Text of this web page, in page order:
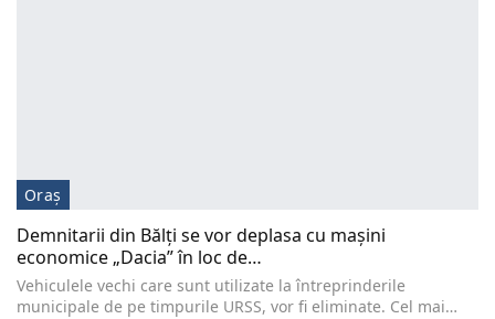
Oraș
Demnitarii din Bălți se vor deplasa cu mașini
economice „Dacia” în loc de…
Vehiculele vechi care sunt utilizate la întreprinderile
municipale de pe timpurile URSS, vor fi eliminate. Cel mai…